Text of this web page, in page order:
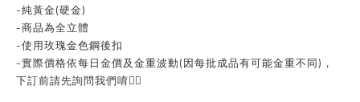
-純黃金(硬金)
-商品為全立體
-使用玫瑰金色鋼後扣
-實際價格依每日金價及金重波動(因每批成品有可能金重不同)，
下訂前請先詢問我們唷👍🏻